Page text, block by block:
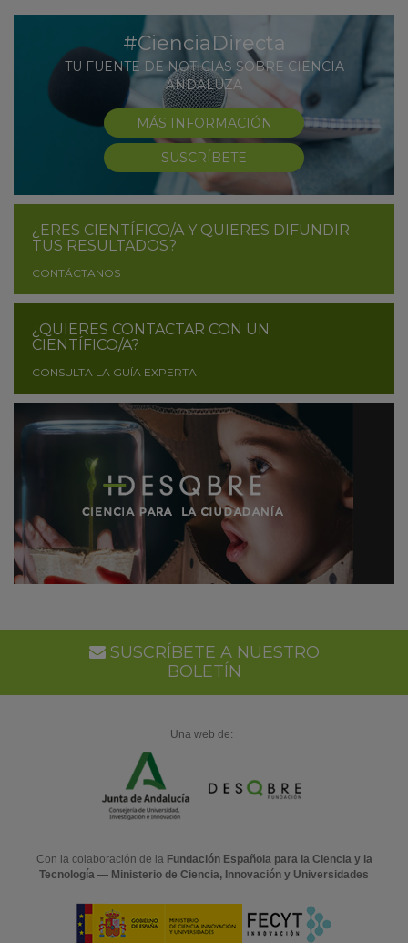
#CienciaDirecta
TU FUENTE DE NOTICIAS SOBRE CIENCIA
ANDALUZA
MÁS INFORMACIÓN
SUSCRÍBETE
¿ERES CIENTÍFICO/A Y QUIERES DIFUNDIR
TUS RESULTADOS?
CONTÁCTANOS
¿QUIERES CONTACTAR CON UN
CIENTÍFICO/A?
CONSULTA LA GUÍA EXPERTA
SUSCRÍBETE A NUESTRO
BOLETÍN
Una web de:
Con la colaboración de la Fundación Española para la Ciencia y la
Tecnología — Ministerio de Ciencia, Innovación y Universidades